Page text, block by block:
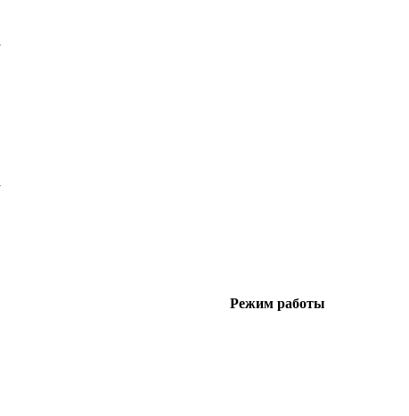
Режим работы